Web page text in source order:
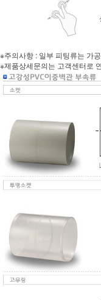
※주의사항 : 일부 피팅류는 가
※제품상세문의는 고객센터로